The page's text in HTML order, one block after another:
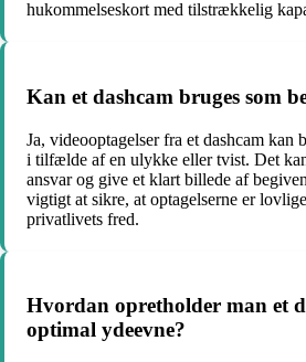
hukommelseskort med tilstrækkelig
Kan et dashcam bruges som
Ja, videooptagelser fra et dashcam kan
i tilfælde af en ulykke eller tvist. Det
ansvar og give et klart billede af
vigtigt at sikre, at optagelserne er
privatlivets fred.
Hvordan opretholder man et
optimal ydeevne?